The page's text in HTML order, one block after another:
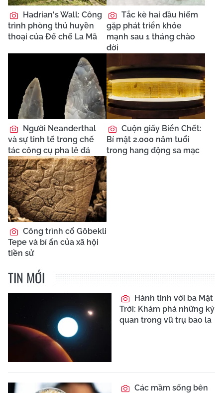
Hadrian's Wall: Công
trình phòng thủ huyền
thoại của Đế chế La Mã
Tắc kè hai đầu hiếm
gặp phát triển khỏe
mạnh sau 1 tháng chào
đời
Người Neanderthal
và sự tinh tế trong chế
tác công cụ pha lê đá
Cuộn giấy Biển Chết:
Bí mật 2.000 năm tuổi
trong hang động sa mạc
Công trình cổ Göbekli
Tepe và bí ẩn của xã hội
tiền sử
TIN MỚI
Hành tinh với ba Mặt
Trời: Khám phá những kỳ
quan trong vũ trụ bao la
Các mầm sống bên